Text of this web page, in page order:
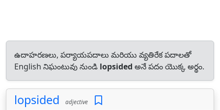
ఉదాహరణలు, పర్యాయపదాలు మరియు వ్యతిరేక పదాలతో
English నిఘంటువు నుండి lopsided అనే పదం యొక్క అర్థం.
lopsided adjective